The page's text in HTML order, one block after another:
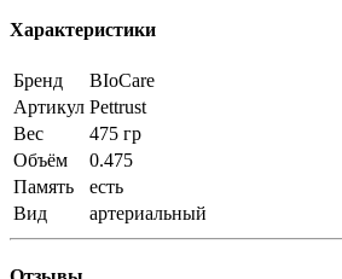
Характеристики
Бренд
BIoCare
Артикул Pettrust
Вес
475 гр
Объём
0.475
Память
есть
Вид
артериальный